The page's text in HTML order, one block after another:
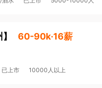
】 60-90k·16薪
已上市 10000人以上